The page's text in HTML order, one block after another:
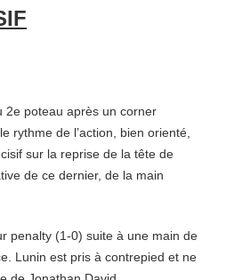
2e poteau après un corner
rythme de l’action, bien orienté,
sur la reprise de la tête de
de ce dernier, de la main
penalty (1-0) suite à une main de
Lunin est pris à contrepied et ne